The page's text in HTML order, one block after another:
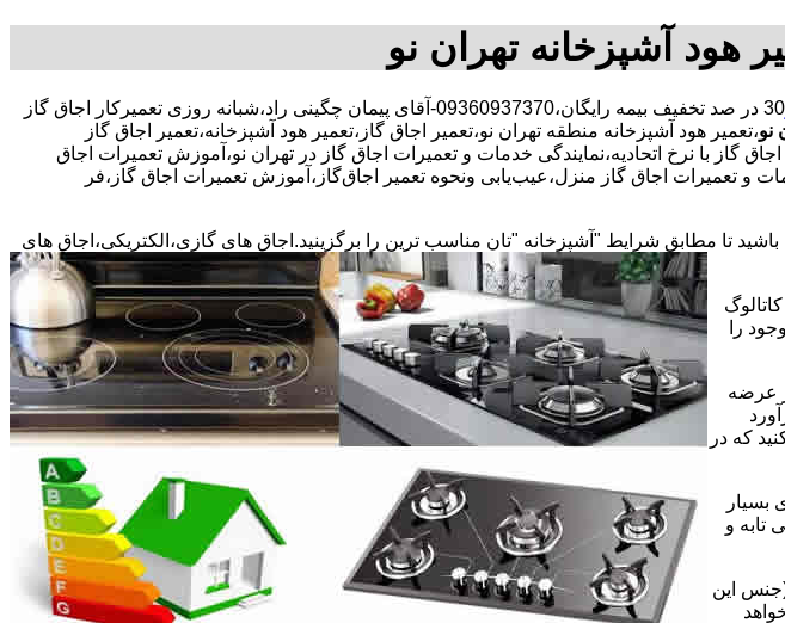
هود آشپزخانه تهران نو
30 در صد تخفیف بیمه رایگان،09360937370-آقای پیمان چگینی راد،شبانه روزی تعمیرکار اجاق گاز
نو،تعمیر هود آشپزخانه منطقه تهران نو،تعمیر اجاق گاز،تعمیر هود آشپزخانه،تعمیر اجاق گاز
گاز با نرخ اتحادیه،نمایندگی خدمات و تعمیرات اجاق گاز در تهران نو،آموزش تعمیرات اجاق
و تعمیرات اجاق گاز منزل،عیب‌یابی ونحوه تعمیر اجاق‌گاز،آموزش تعمیرات اجاق گاز،فر
تا مطابق شرایط "آشپزخانه "تان مناسب ترین را برگزینید.اجاق های گازی،الکتریکی،اجاق های
را
عرضه
که در
بسیار
تابه و
(جنس این